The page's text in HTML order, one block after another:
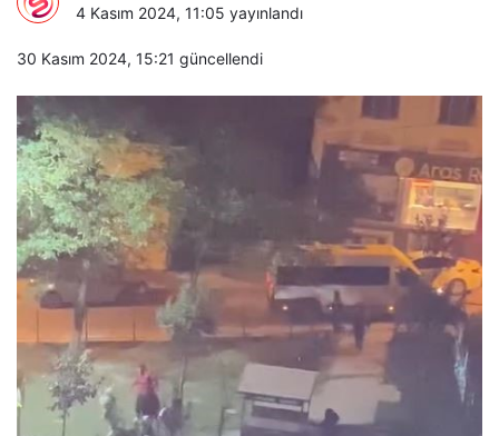
4 Kasım 2024, 11:05 yayınlandı
30 Kasım 2024, 15:21 güncellendi